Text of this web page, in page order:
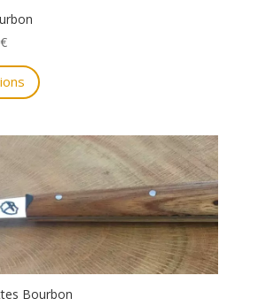
€Plage
prix :
35,00 €
45,00 €
produit
variations.
options
peuvent
être
choisies
sur
Bourbon